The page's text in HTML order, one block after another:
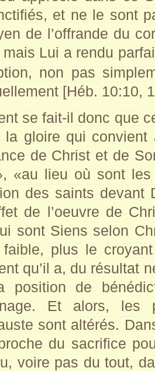
et ne le sont
de l’offrande du
Lui a rendu
non pas
[Héb. 10:10,
se fait-il donc que
la gloire qui
de Christ et de
«au lieu où sont
des saints devant
de l’oeuvre de
sont Siens selon
plus le
qu’il a, du résultat
position de
Et alors, les
sont altérés.
du sacrifice
voire pas du tout,